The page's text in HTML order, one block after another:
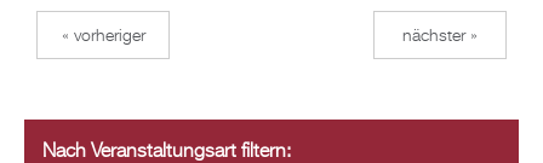
« vorheriger nächster »
Nach Veranstaltungsart filtern: